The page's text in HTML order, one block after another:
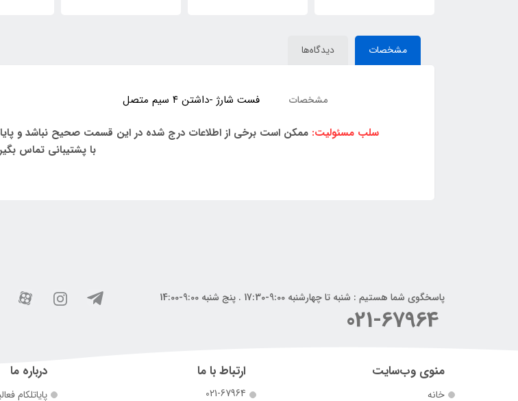
مشخصات دیدگاه‌ها
مشخصات
فست شارژ -داشتن ۴ سیم متصل
سلب مسئولیت: ممکن است برخی از اطلاعات درج شده در این قسمت صحیح نباشد و
با پشتیبانی تماس
پاسخگوی شما هستیم : شنبه تا چهارشنبه 9:00-17:30 . پنج شنبه 9:00-14:00
021-67964
منوی وب‌سایت
خانه
ارتباط با ما
021-67964
درباره ما
پایاتلکام